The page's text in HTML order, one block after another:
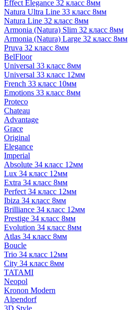
Effect Elegance 32 класс 8мм
Natura Ultra Line 33 класс 8мм
Natura Line 32 класс 8мм
Armonia (Natura) Slim 32 класс 8мм
Armonia (Natura) Large 32 класс 8мм
Pruva 32 класс 8мм
BelFloor
Universal 33 класс 8мм
Universal 33 класс 12мм
French 33 класс 10мм
Emotions 33 класс 8мм
Proteco
Chateau
Advantage
Grace
Original
Elegance
Imperial
Absolute 34 класс 12мм
Lux 34 класс 12мм
Extra 34 класс 8мм
Perfect 34 класс 12мм
Ibiza 34 класс 8мм
Brilliance 34 класс 12мм
Prestige 34 класс 8мм
Evolution 34 класс 8мм
Atlas 34 класс 8мм
Boucle
Trio 34 класс 12мм
City 34 класс 8мм
TATAMI
Neopol
Kronon Modern
Alpendorf
3D Style